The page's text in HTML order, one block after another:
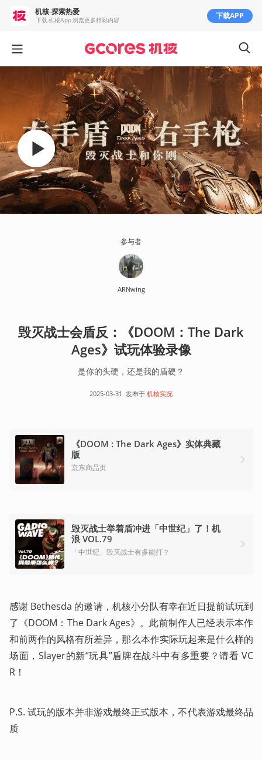
参与者
ARNwing
毁灭战士会盾反：《DOOM：The Dark
Ages》试玩体验录像
是你的头硬，还是我的盾硬？
2025-03-31 发布于 机核实况
《DOOM : The Dark Ages》实体典藏
版
京东商品页
毁灭战士举着盾冲进「中世纪」了！机
浪 VOL.79
「中世纪」毁灭战士有多能打？
感谢 Bethesda 的邀请，机核小分队有幸在近日提前试玩到
了《DOOM：The Dark Ages》。此前制作人已经表示本作
和前两作的风格有所差异，那么本作实际玩起来是什么样的
场面，Slayer的新“玩具”盾牌在战斗中有多重要？请看 VC
R！
P.S. 试玩的版本并非游戏最终正式版本，不代表游戏最终品
质
机核-探索热爱
下载 机核App 浏览更多精彩内容 下载APP